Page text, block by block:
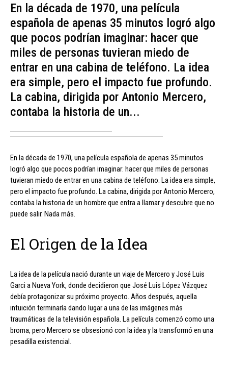
En la década de 1970, una película
española de apenas 35 minutos logró algo
que pocos podrían imaginar: hacer que
miles de personas tuvieran miedo de
entrar en una cabina de teléfono. La idea
era simple, pero el impacto fue profundo.
La cabina, dirigida por Antonio Mercero,
contaba la historia de un...
En la década de 1970, una película española de apenas 35 minutos
logró algo que pocos podrían imaginar: hacer que miles de personas
tuvieran miedo de entrar en una cabina de teléfono. La idea era simple,
pero el impacto fue profundo. La cabina, dirigida por Antonio Mercero,
contaba la historia de un hombre que entra a llamar y descubre que no
puede salir. Nada más.
El Origen de la Idea
La idea de la película nació durante un viaje de Mercero y José Luis
Garci a Nueva York, donde decidieron que José Luis López Vázquez
debía protagonizar su próximo proyecto. Años después, aquella
intuición terminaría dando lugar a una de las imágenes más
traumáticas de la televisión española. La película comenzó como una
broma, pero Mercero se obsesionó con la idea y la transformó en una
pesadilla existencial.